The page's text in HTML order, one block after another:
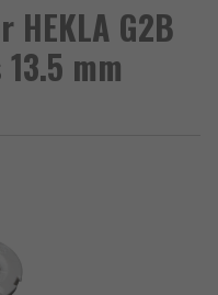
HEKLA G2B
mm